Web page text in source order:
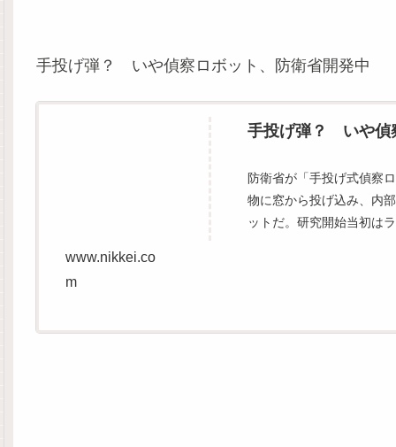
手投げ弾？ いや偵察ロボット、防衛省開発中
手投げ弾？ いや偵
防衛省が「手投げ式偵察
物に窓から投げ込み、内
ットだ。研究開始当初は
www.nikkei.co
m